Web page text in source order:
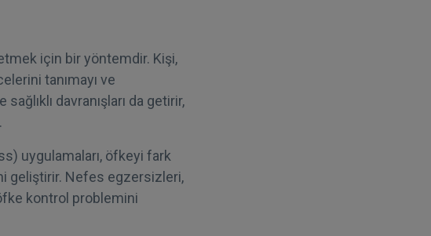
için bir yöntemdir. Kişi,
tanımayı ve
davranışları da getirir,
uygulamaları, öfkeyi fark
geliştirir. Nefes egzersizleri,
kontrol problemini